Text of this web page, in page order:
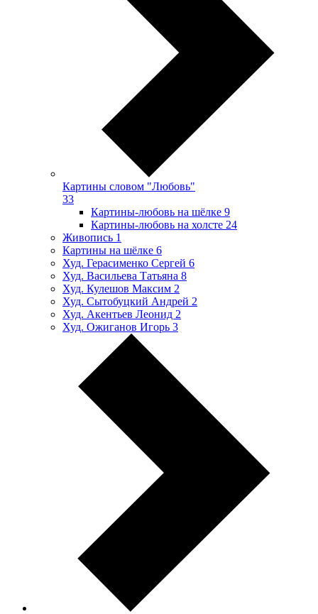
Картины словом "Любовь"
33
Картины-любовь на шёлке 9
Картины-любовь на холсте 24
Живопись 1
Картины на шёлке 6
Худ. Герасименко Сергей 6
Худ. Васильева Татьяна 8
Худ. Кулешов Максим 2
Худ. Сытобуцкий Андрей 2
Худ. Акентьев Леонид 2
Худ. Ожиганов Игорь 3